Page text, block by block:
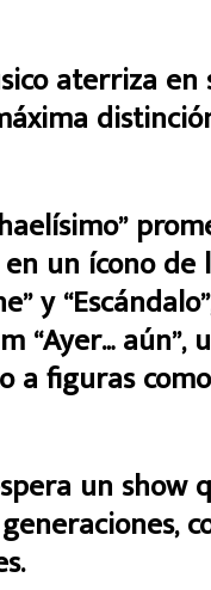
aterriza
un ícono de
y
“Ayer… aún”,
figuras
un show